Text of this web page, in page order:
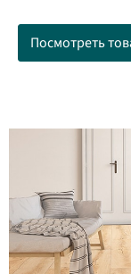
Посмотреть